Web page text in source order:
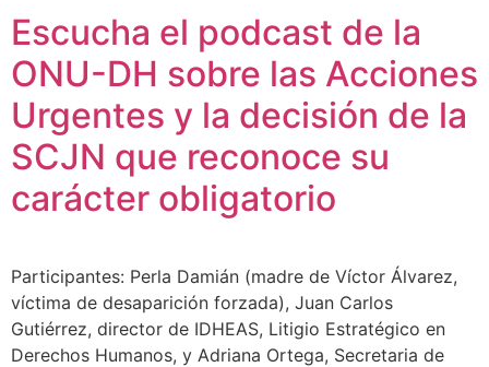
Escucha el podcast de la
ONU-DH sobre las Acciones
Urgentes y la decisión de la
SCJN que reconoce su
carácter obligatorio
Participantes: Perla Damián (madre de Víctor Álvarez,
víctima de desaparición forzada), Juan Carlos
Gutiérrez, director de IDHEAS, Litigio Estratégico en
Derechos Humanos, y Adriana Ortega, Secretaria de